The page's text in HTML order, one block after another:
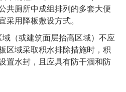
共厕所中成组排列的多套大便
采用降板敷设方式。
（或建筑面层抬高区域）不应
区域采取积水排除措施时，积
置水封，且应具有防干涸和防